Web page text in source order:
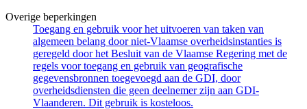
Overige beperkingen
Toegang en gebruik voor het uitvoeren van taken van
algemeen belang door niet-Vlaamse overheidsinstanties is
geregeld door het Besluit van de Vlaamse Regering met de
regels voor toegang en gebruik van geografische
gegevensbronnen toegevoegd aan de GDI, door
overheidsdiensten die geen deelnemer zijn aan GDI-
Vlaanderen. Dit gebruik is kosteloos.